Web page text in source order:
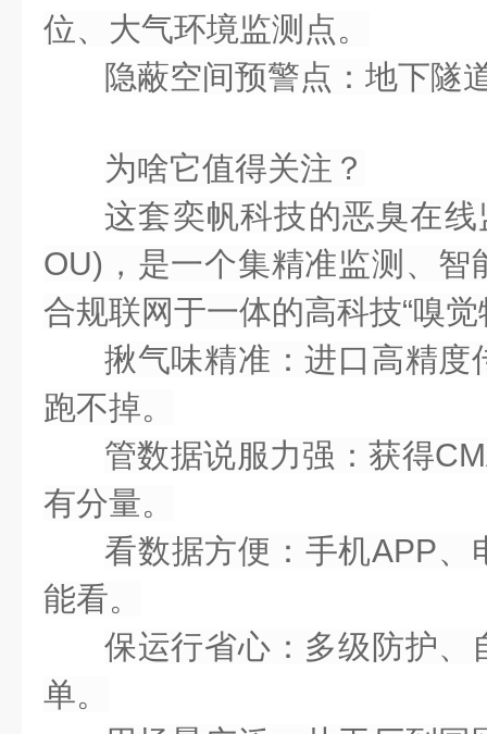
位、大气环境监测点。
隐蔽空间预警点 ：地下隧
为啥它值得关注？
这套奕帆科技的恶臭在
OU) ，是一个集精准监测、智
合规联网于一体的高科技“嗅觉
揪气味精准 ：进口高精
跑不掉。
管数据说服力强 ：获得
有分量。
看数据方便 ：手机APP
能看。
保运行省心 ：多级防护
单。